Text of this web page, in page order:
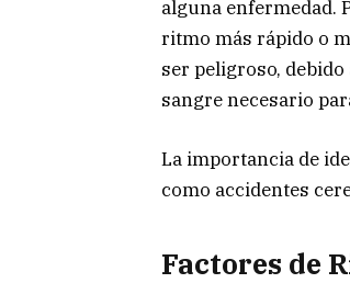
alguna enfermedad.
ritmo más rápido o
ser peligroso,
sangre necesario
La importancia de
como accidentes
Factores de